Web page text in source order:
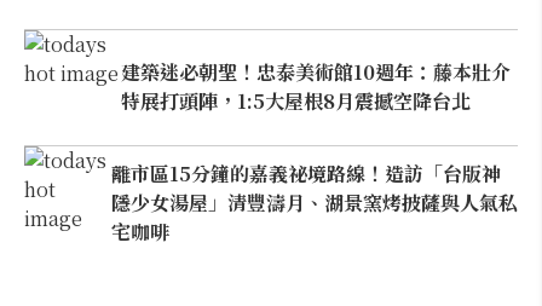
建築迷必朝聖！忠泰美術館10週年：藤本壯介
特展打頭陣，1:5大屋根8月震撼空降台北
離市區15分鐘的嘉義祕境路線！造訪「台版神
隱少女湯屋」清豐濤月、湖景窯烤披薩與人氣私
宅咖啡